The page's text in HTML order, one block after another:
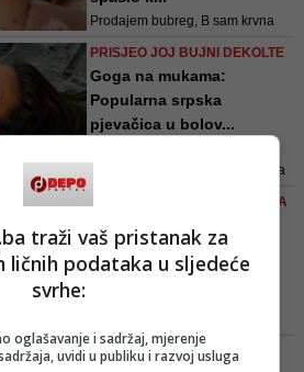
Prodajem bubreg, B sam krvna
PRISJEO JOJ BUJNI DEKOLTE
Goga na mukama:
Popularna srpska
pjevačica u bolov...
grudi više ne priliče i da sa njima
VIDEO/ TEŠKA ŽIVOTNA PRIČA
Adela Mahmutović
otvoreno: Vidjela sam na
ma koliko bilo teško, svaki put
iznova prolaziti činjenicu da se
USPJEŠNO SE OPORAVLJA,
traži vaš pristanak za
ličnih podataka u sljedeće
svrhe:
oglašavanje i sadržaj, mjerenje
uvidi u publiku i razvoj usluga